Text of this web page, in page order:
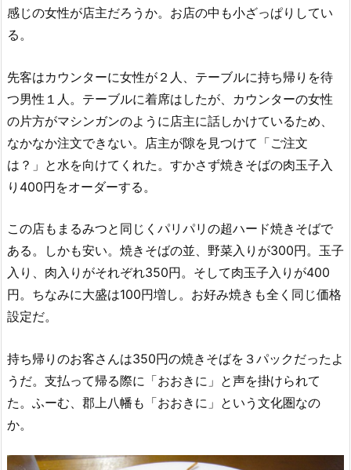
感じの女性が店主だろうか。お店の中も小ざっぱりしてい
る。
先客はカウンターに女性が２人、テーブルに持ち帰りを待
つ男性１人。テーブルに着席はしたが、カウンターの女性
の片方がマシンガンのように店主に話しかけているため、
なかなか注文できない。店主が隙を見つけて「ご注文
は？」と水を向けてくれた。すかさず焼きそばの肉玉子入
り400円をオーダーする。
この店もまるみつと同じくパリパリの超ハード焼きそばで
ある。しかも安い。焼きそばの並、野菜入りが300円。玉子
入り、肉入りがそれぞれ350円。そして肉玉子入りが400
円。ちなみに大盛は100円増し。お好み焼きも全く同じ価格
設定だ。
持ち帰りのお客さんは350円の焼きそばを３パックだったよ
うだ。支払って帰る際に「おおきに」と声を掛けられて
た。ふーむ、郡上八幡も「おおきに」という文化圏なの
か。